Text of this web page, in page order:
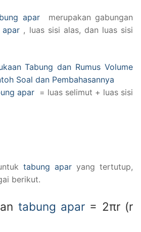
aparmerupakan gabungan
, luas sisi alas, dan luas sisi
apar = luas selimut + luas sisi
tabung apar yang tertutup,
berikut.
tabung apar = 2πr (r